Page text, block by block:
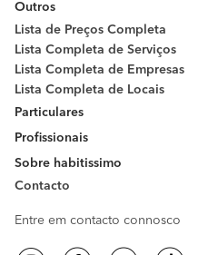
Outros
Lista de Preços Completa
Lista Completa de Serviços
Lista Completa de Empresas
Lista Completa de Locais
Particulares
Profissionais
Sobre habitissimo
Contacto
Entre em contacto connosco